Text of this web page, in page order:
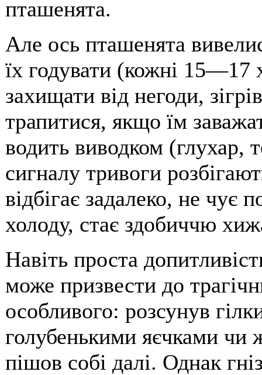
пташенята.
Але ось пташенята
їх годувати (кожні 15—17
захищати від негоди,
трапитися, якщо їм
водить виводком (глухар,
сигналу тривоги
відбігає задалеко, не чує
холоду, стає здобиччю
Навіть проста
може призвести до
особливого: розсунув
голубенькими яєчками чи
пішов собі далі. Однак